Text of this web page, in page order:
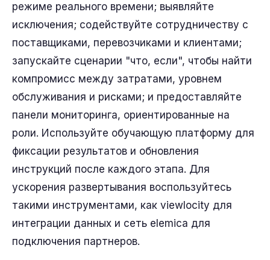
режиме реального времени; выявляйте
исключения; содействуйте сотрудничеству с
поставщиками, перевозчиками и клиентами;
запускайте сценарии "что, если", чтобы найти
компромисс между затратами, уровнем
обслуживания и рисками; и предоставляйте
панели мониторинга, ориентированные на
роли. Используйте обучающую платформу для
фиксации результатов и обновления
инструкций после каждого этапа. Для
ускорения развертывания воспользуйтесь
такими инструментами, как viewlocity для
интеграции данных и сеть elemica для
подключения партнеров.